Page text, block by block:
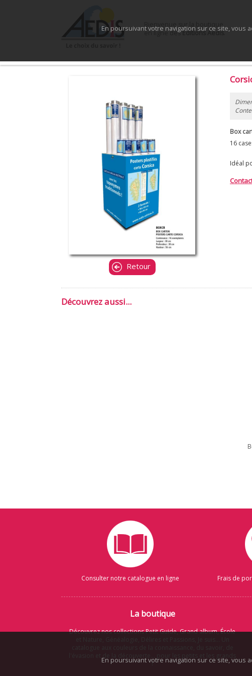
En poursuivant votre navigation sur ce site,
Bienvenue sur la boutique
en ligne desÉditions Aedis.
Retour
Box
16
Idéal
Découvrez aussi...
Consulter notre catalogue en ligne
Frais de
La boutique
Découvrez nos collections Petit Guide, Grand album, École
!
En poursuivant votre navigation sur ce site,